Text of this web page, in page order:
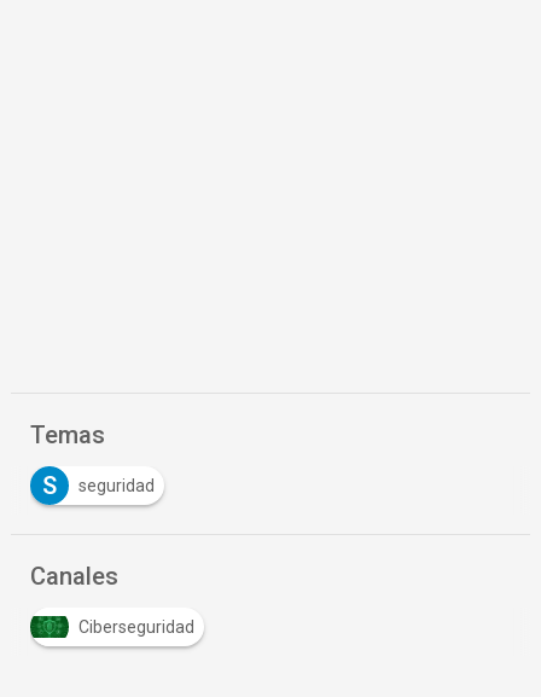
Temas
S
seguridad
Canales
Ciberseguridad